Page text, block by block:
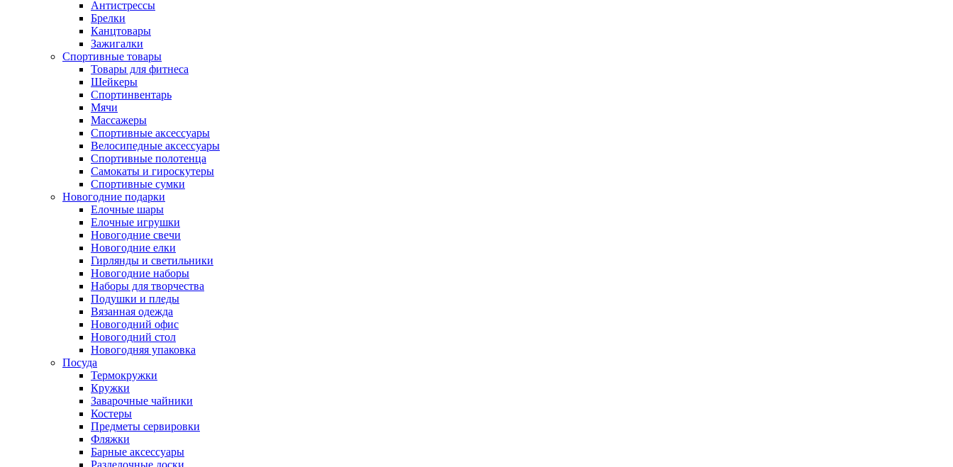
Антистрессы
Брелки
Канцтовары
Зажигалки
Спортивные товары
Товары для фитнеса
Шейкеры
Спортинвентарь
Мячи
Массажеры
Спортивные аксессуары
Велосипедные аксессуары
Спортивные полотенца
Самокаты и гироскутеры
Спортивные сумки
Новогодние подарки
Елочные шары
Елочные игрушки
Новогодние свечи
Новогодние елки
Гирлянды и светильники
Новогодние наборы
Наборы для творчества
Подушки и пледы
Вязанная одежда
Новогодний офис
Новогодний стол
Новогодняя упаковка
Посуда
Термокружки
Кружки
Заварочные чайники
Костеры
Предметы сервировки
Фляжки
Барные аксессуары
Разделочные доски